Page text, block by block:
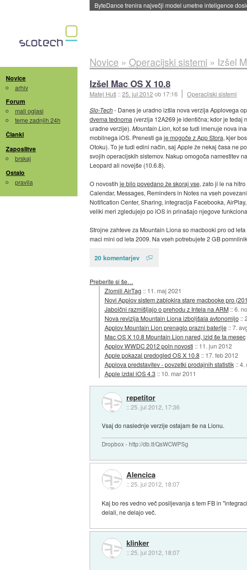
Spletne strani začele streči oglase za agente umetne
Novice
arhiv
Forum
mali oglasi
teme zadnjih 24h
Članki
Zaposlitve
brskaj
Ostalo
pravila
Novice » Operacijski sistemi » Izšel
Izšel Mac OS X 10.8
Matej Huš ::25. jul 2012ob 17:16
Operacijski sistemi
Slo-Tech- Danes je uradno izšla nova verzija Applovega
dvema tednoma (verzija 12A269 je identična; kdor je tedaj
uradne verzije). Mountain Lion, kot se tudi imenuje nova
mobilnega iOS. Prenesti ga je mogoče z App Stora, kjer
Otoku). To je tudi edini način, saj Apple že nekaj časa ne
svojih operacijskih sistemov. Nakup omogoča namestitev
Leopard ali novejše (10.6.8).
O novostih je bilo povedano že skoraj vse, zato ji le na hitro
Calendar, Messages, Reminders in Notes na vseh
Notification Center, Sharing, integracija Facebooka,
veliki meri zgledujejo po iOS in prinašajo njegove
Strojne zahteve za Mountain Liona so macbooki pro od
maci mini od leta 2009. Na vseh potrebujete 2 GB
20 komentarjev
Preberite si še…
Zlomili AirTag :: 11. maj 2021
Novi Applov sistem zablokira stare macbooke pro
Jabolčni razmišljajo o prehodu z Intela na ARM ::6.
Nova revizija Mountain Liona izboljšala avtonomijo ::
Applov Mountain Lion prenaglo prazni baterije ::7.
Mac OS X 10.8 Mountain Lion nared, izid še ta mesec
Applov WWDC 2012 poln novosti :: 11. jun 2012
Apple pokazal predogled OS X 10.8 :: 17. feb 2012
Applova predstavitev - povzetki prodajnih statistik ::4.
Apple izdal iOS 4.3 :: 10. mar 2011
repetitor
::25. jul 2012, 17:36
Vsaj do naslednje verzije ostajam še na Lionu.
Dropbox - http://db.tt/QsWCWPSg
Alencica
::25. jul 2012, 18:07
Kaj bo res vedno več posiljevanja s tem FB in
delali, ne delajo več.
klinker
::25. jul 2012, 18:07